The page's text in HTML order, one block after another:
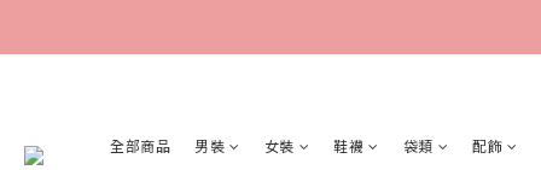
全部商品 男裝 女裝 鞋襪 袋類 配飾